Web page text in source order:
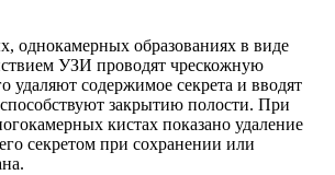
однокамерных образованиях в виде
УЗИ проводят чрескожную
удаляют содержимое секрета и вводят
закрытию полости. При
кистах показано удаление
секретом при сохранении или